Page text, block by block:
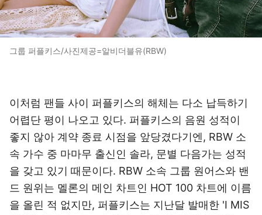
그룹 퍼플키스/사진제공=알비더블유(RBW)
이처럼 팬들 사이 퍼플키스의 해체는 다소 납득하기
어렵단 평이 나오고 있다. 퍼플키스의 음원 성적이
좋지 않아 계약 종료 시점을 앞당겼다기엔, RBW 소
속 가수 중 마마무 출신인 솔라, 문별 다음가는 성적
을 갖고 있기 때문이다. RBW 소속 그룹 원어스와 밴
드 원위는 멜론의 메인 차트인 HOT 100 차트에 이름
을 올린 적 없지만, 퍼플키스는 지난달 발매한 'I MIS